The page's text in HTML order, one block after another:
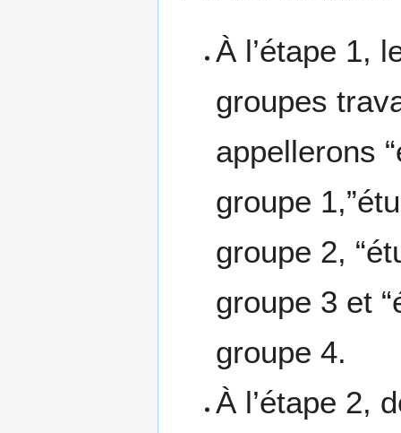
À l’étape 1,
groupes
appellerons
groupe
groupe 2,
groupe 3 et
groupe 4.
À l’étape 2,